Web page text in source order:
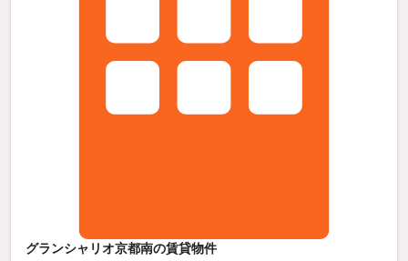
グランシャリオ京都南の賃貸物件